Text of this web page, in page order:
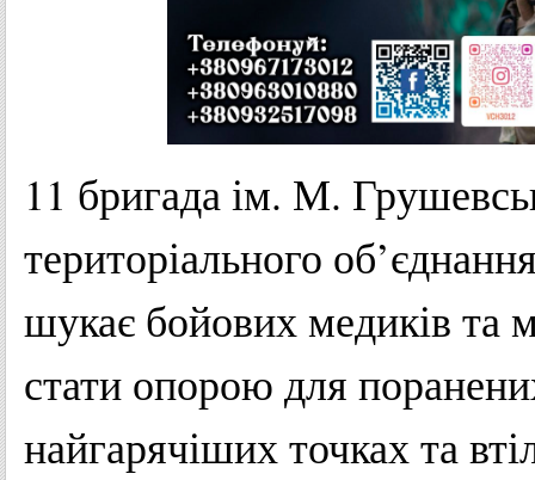
11 бригада ім. М.
територіального
шукає бойових медиків та
стати опорою для
найгарячіших точках та